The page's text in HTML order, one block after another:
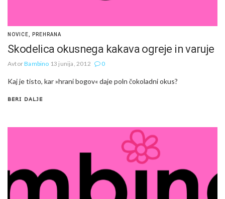
NOVICE PREHRANA
Skodelica okusnega kakava ogreje in varuje
AvtorBambino 13 junija, 2012 0
Kaj je tisto, kar »hrani bogov« daje poln čokoladni okus?
BERI DALJE